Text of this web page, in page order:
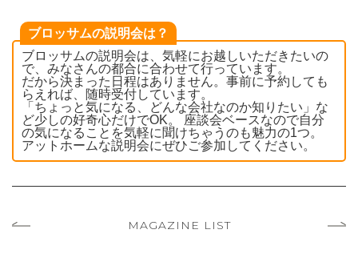
ブロッサムの説明会は？
ブロッサムの説明会は、気軽にお越しいただきたいの
で、みなさんの都合に合わせて行っています。
だから決まった日程はありません。事前に予約しても
らえれば、随時受付しています。
「ちょっと気になる、どんな会社なのか知りたい」な
ど少しの好奇心だけでOK。 座談会ベースなので自分
の気になることを気軽に聞けちゃうのも魅力の1つ。
アットホームな説明会にぜひご参加してください。
MAGAZINE LIST